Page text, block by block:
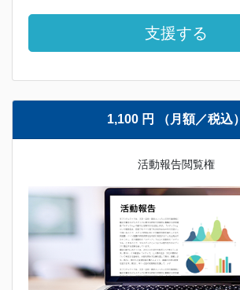
支援する
1,100 円 （月額／税込）
活動報告閲覧権